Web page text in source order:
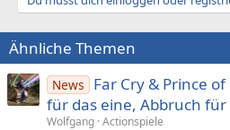
Ähnliche Themen
News
Far Cry & Prince of
für das eine, Abbruch für
Wolfgang Actionspiele